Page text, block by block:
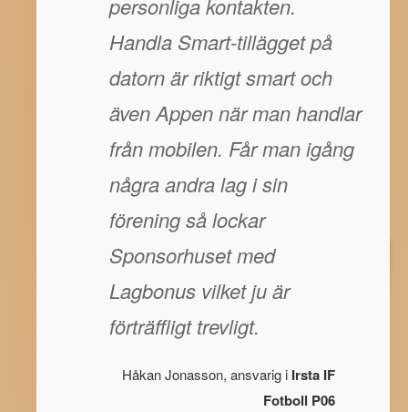
personliga kontakten.
Handla Smart-tillägget på
datorn är riktigt smart och
även Appen när man handlar
från mobilen. Får man igång
några andra lag i sin
förening så lockar
Sponsorhuset med
Lagbonus vilket ju är
förträffligt trevligt.
Håkan Jonasson, ansvarig i Irsta IF
Fotboll P06